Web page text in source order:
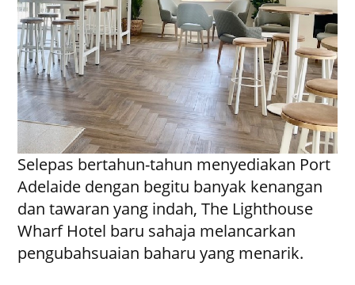
Selepas bertahun-tahun menyediakan Port
Adelaide dengan begitu banyak kenangan
dan tawaran yang indah, The Lighthouse
Wharf Hotel baru sahaja melancarkan
pengubahsuaian baharu yang menarik.